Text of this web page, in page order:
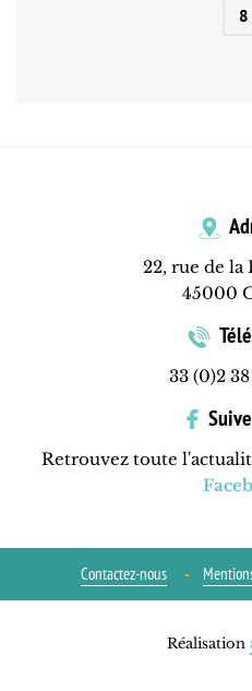
8
22, rue de la
45000
33 (0)2
Retrouvez toute
Contactez-nous
Réalisation